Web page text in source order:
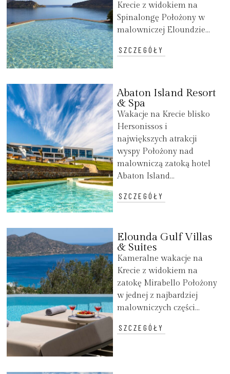
Krecie z widokiem na
Spinalongę Położony w
malowniczej Eloundzie...
SZCZEGÓŁY
Abaton Island Resort
& Spa
Wakacje na Krecie blisko
Hersonissos i
największych atrakcji
wyspy Położony nad
malowniczą zatoką hotel
Abaton Island...
SZCZEGÓŁY
Elounda Gulf Villas
& Suites
Kameralne wakacje na
Krecie z widokiem na
zatokę Mirabello Położony
w jednej z najbardziej
malowniczych części...
SZCZEGÓŁY